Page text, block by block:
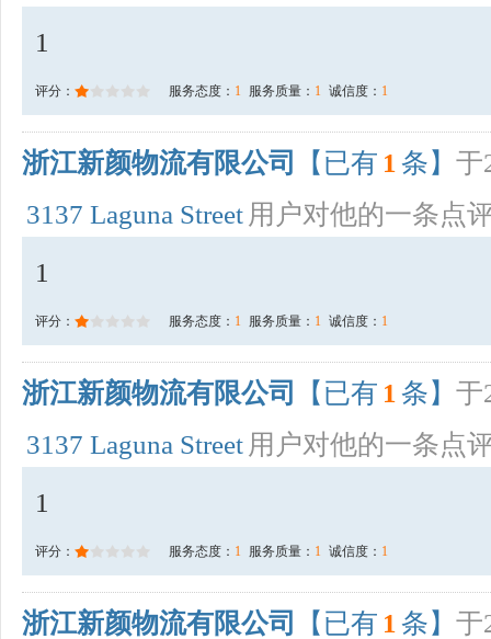
1
评分： 服务态度： 1 服务质量： 1 诚信度： 1
浙江新颜物流有限公司 【已有 1 条】 于
3137 Laguna Street 用户对他的一条点
1
评分： 服务态度： 1 服务质量： 1 诚信度： 1
浙江新颜物流有限公司 【已有 1 条】 于
3137 Laguna Street 用户对他的一条点
1
评分： 服务态度： 1 服务质量： 1 诚信度： 1
浙江新颜物流有限公司 【已有 1 条】 于